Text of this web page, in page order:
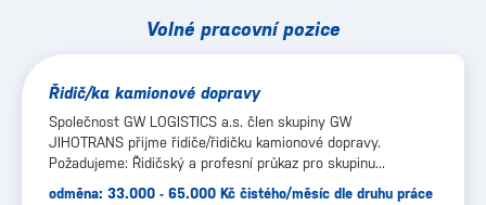
Volné pracovní pozice
Řidič/ka kamionové dopravy
Společnost GW LOGISTICS a.s. člen skupiny GW
JIHOTRANS přijme řidiče/řidičku kamionové dopravy.
Požadujeme: Řidičský a profesní průkaz pro skupinu...
odměna: 33.000 - 65.000 Kč čistého/měsíc dle druhu práce